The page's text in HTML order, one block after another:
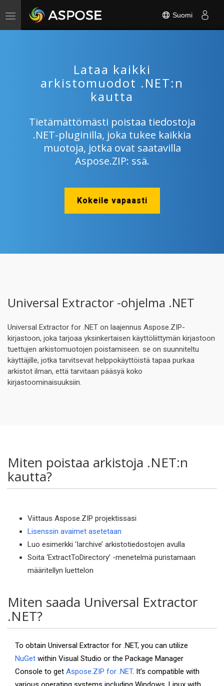
Toggle
Suomi
Lataa kaikki
arkistomuodot .NET:n
kautta
Tietämättömästi poistaa tiedostoja
.NET-pluginilla, joka tukee kaikkia
muotoja, jotka ovat saatavilla
Aspose.ZIP: ssä.
Kokeile vapaasti
Universal Extractor -ohjelma .NET
Universal Extractor for .NET on laajennus Aspose.ZIP-
kirjastoon, joka tarjoaa yksinkertaisen käyttöliittymän kirjastoon
tuettujen arkistomuotojen poistamiseen. se on suunniteltu
käyttäjille, jotka tarvitsevat helppokäyttöistä tapaa purkaa
arkistot ilman, että tarvitaan pääsyä koko
kirjastoominaisuuksiin.
Miten poistaa arkistoja .NET:n
kautta?
Viittaus Aspose.ZIP projektissasi
Lisenssin avaimet asetetaan
Luo esimerkki ‘Iarchive’ arkistotiedostojen avulla
Soita ‘ExtractToDirectory’ -menetelmä puristamaan
määritellyn luettelon
Miten saada Universal Extractor
.NET?
To obtain Universal Extractor for .NET, you can utilize
NuGet within Visual Studio or the Package Manager
Console to get Aspose.ZIP for .NET. It’s compatible with